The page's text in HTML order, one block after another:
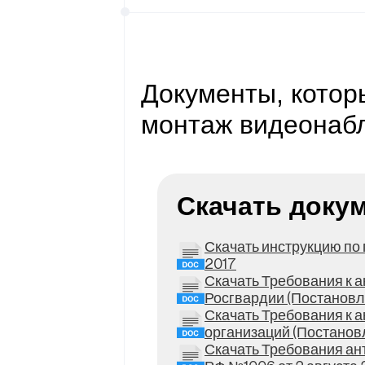
Документы,
монтаж
Скачать
Скачать инструкцию
2017
Скачать Требования к
Росгвардии
Скачать Требования к
организаций
Скачать Требования